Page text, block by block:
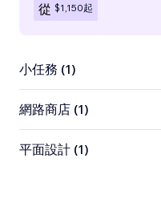
從 $1,150起
小任務 (1)
網路商店 (1)
平面設計 (1)